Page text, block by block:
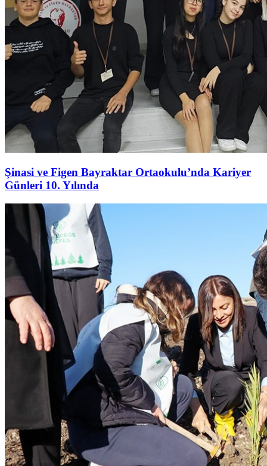
Şinasi ve Figen Bayraktar Ortaokulu’nda Kariyer
Günleri 10. Yılında